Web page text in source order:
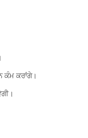
ਕੰਮ ਕਰਾਂਗੇ।